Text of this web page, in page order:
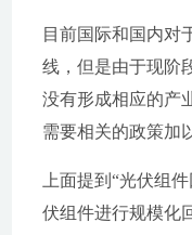
目前国际和国内对
线，但是由于现阶
没有形成相应的产
需要相关的政策加
上面提到“光伏组
伏组件进行规模化